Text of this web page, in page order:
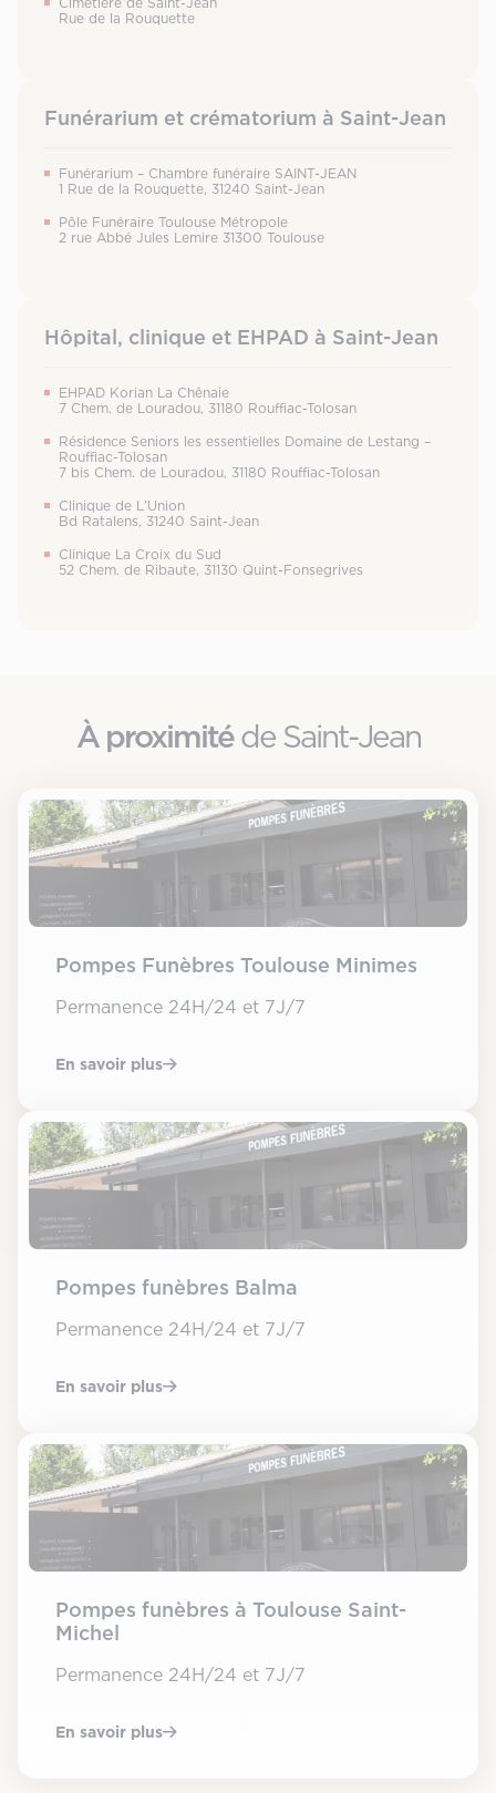
Cimetière de Saint-Jean
Rue de la Rouquette
Funérarium et crématorium à Saint-Jean
Funérarium – Chambre funéraire SAINT-JEAN
1 Rue de la Rouquette, 31240 Saint-Jean
Pôle Funéraire Toulouse Métropole
2 rue Abbé Jules Lemire 31300 Toulouse
Hôpital, clinique et EHPAD à Saint-Jean
EHPAD Korian La Chênaie
7 Chem. de Louradou, 31180 Rouffiac-Tolosan
Résidence Seniors les essentielles Domaine de Lestang –
Rouffiac-Tolosan
7 bis Chem. de Louradou, 31180 Rouffiac-Tolosan
Clinique de L’Union
Bd Ratalens, 31240 Saint-Jean
Clinique La Croix du Sud
52 Chem. de Ribaute, 31130 Quint-Fonsegrives
À proximitéde Saint-Jean
Pompes Funèbres Toulouse Minimes
Permanence 24H/24 et 7J/7
En savoir plus
Pompes funèbres Balma
Permanence 24H/24 et 7J/7
En savoir plus
Pompes funèbres à Toulouse Saint-
Michel
Permanence 24H/24 et 7J/7
En savoir plus